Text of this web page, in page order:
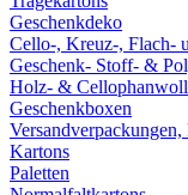
Geschenkdeko
Cello-, Kreuz-, Flach-
Geschenk- Stoff- &
Holz- &
Geschenkboxen
Kartons
Paletten